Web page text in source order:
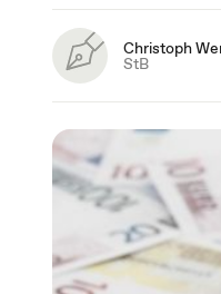
Christoph
StB